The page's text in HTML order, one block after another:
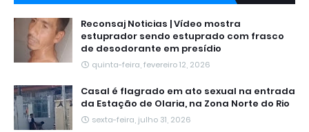
Reconsaj Noticias | Vídeo mostra
estuprador sendo estuprado com frasco
de desodorante em presídio
quinta-feira, fevereiro 12, 2026
Casal é flagrado em ato sexual na entrada
da Estação de Olaria, na Zona Norte do Rio
sexta-feira, julho 31, 2026